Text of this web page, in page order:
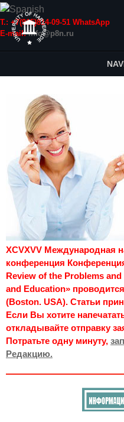
Т.: +7(915)814-09-51 WhatsApp
E-mail:info@p8n.ru
XCVXVV Международная
конференция
Review of the Problems
and Education»
(Boston. USA). Статьи
Если Вы хотите
откладывайте отправку
Потратьте одну минуту,
Редакцию.